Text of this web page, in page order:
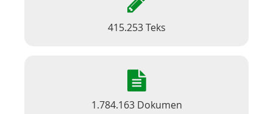
415.253 Teks
1.784.163 Dokumen